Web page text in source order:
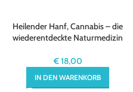
Heilender Hanf, Cannabis – die
wiederentdeckte Naturmedizin
€18,00
IN DEN WARENKORB